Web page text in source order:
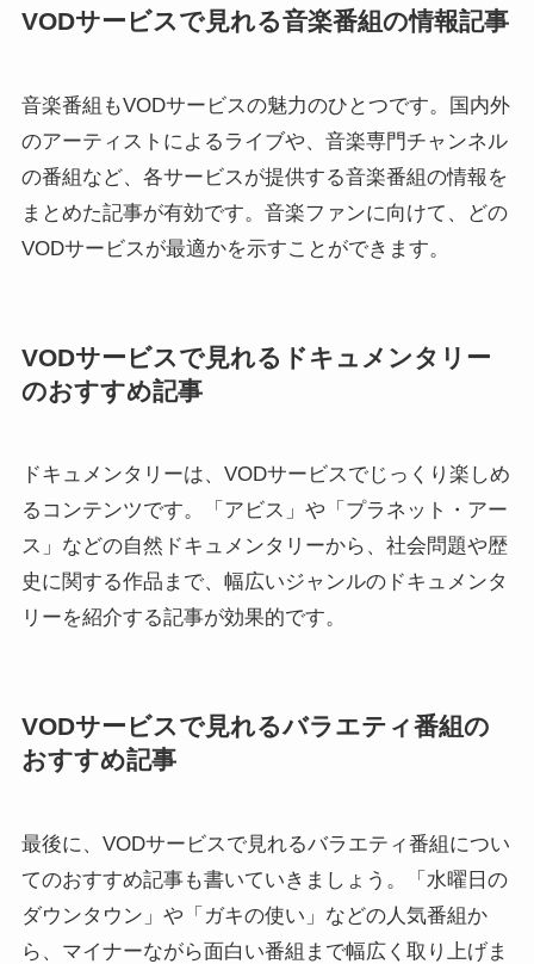
VODサービスで見れる音楽番組の情報記事
音楽番組もVODサービスの魅力のひとつです。国内外
のアーティストによるライブや、音楽専門チャンネル
の番組など、各サービスが提供する音楽番組の情報を
まとめた記事が有効です。音楽ファンに向けて、どの
VODサービスが最適かを示すことができます。
VODサービスで見れるドキュメンタリー
のおすすめ記事
ドキュメンタリーは、VODサービスでじっくり楽しめ
るコンテンツです。「アビス」や「プラネット・アー
ス」などの自然ドキュメンタリーから、社会問題や歴
史に関する作品まで、幅広いジャンルのドキュメンタ
リーを紹介する記事が効果的です。
VODサービスで見れるバラエティ番組の
おすすめ記事
最後に、VODサービスで見れるバラエティ番組につい
てのおすすめ記事も書いていきましょう。「水曜日の
ダウンタウン」や「ガキの使い」などの人気番組か
ら、マイナーながら面白い番組まで幅広く取り上げま